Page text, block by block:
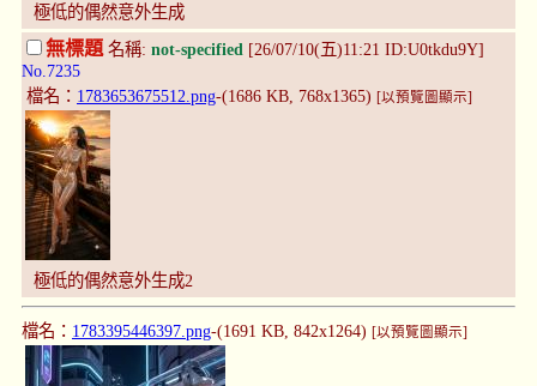
極低的偶然意外生成
無標題 名稱: not-specified [26/07/10(五)11:21 ID:U0tkdu9Y]
No.7235
檔名： 1783653675512.png-(1686 KB, 768x1365) [以預覽圖顯示]
極低的偶然意外生成2
檔名： 1783395446397.png-(1691 KB, 842x1264) [以預覽圖顯示]